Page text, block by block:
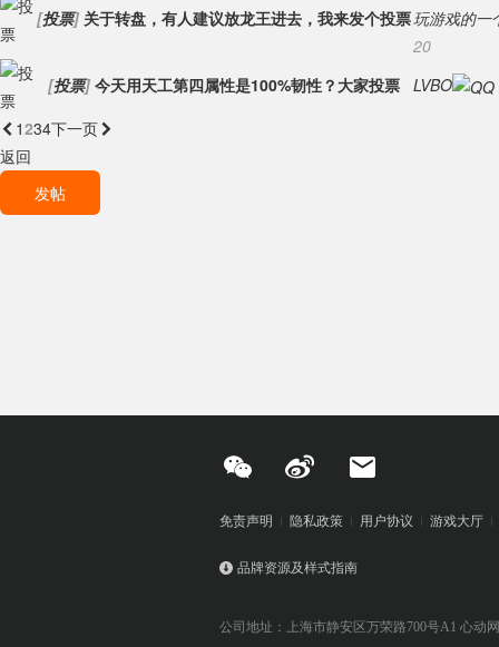
[投票] 关于转盘，有人建议放龙王进去，我来发个投票玩游戏的一
20
[投票] 今天用天工第四属性是100%韧性？大家投票 LVBO
 1234下一页
返回
发帖
免责声明 隐私政策 用户协议 游戏大厅
品牌资源及样式指南
公司地址：上海市静安区万荣路700号A1 心动